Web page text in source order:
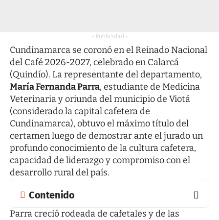
- Publicidad -
Cundinamarca se coronó en el Reinado Nacional
del Café 2026-2027, celebrado en Calarcá
(Quindío). La representante del departamento,
María Fernanda Parra, estudiante de Medicina
Veterinaria y oriunda del municipio de Viotá
(considerado la capital cafetera de
Cundinamarca), obtuvo el máximo título del
certamen luego de demostrar ante el jurado un
profundo conocimiento de la cultura cafetera,
capacidad de liderazgo y compromiso con el
desarrollo rural del país.
Contenido
Parra creció rodeada de cafetales y de las